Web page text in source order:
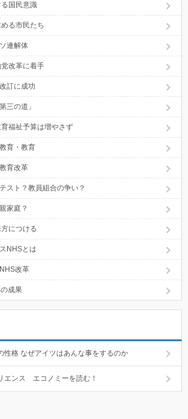
国民意識
る市民たち
連解体
党改革に着手
訂に成功
三の道」
福祉予算は増やさず
育・教育
育改革
スト？教員組合の争い？
家庭？
につける
NHSとは
改革
成果
性格 なぜアイツはあんな事をするのか
エンス エコノミーを読む！